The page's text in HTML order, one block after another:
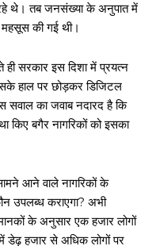
रहे थे। तब जनसंख्या के अनुपात में
की गई थी।
ही सरकार इस दिशा में प्रयत्न
हाल पर छोड़कर डिजिटल
सवाल का जवाब नदारद है कि
किए बगैर नागरिकों को इसका
आने वाले नागरिकों के
उपलब्ध कराएगा? अभी
के अनुसार एक हजार लोगों
डेढ़ हजार से अधिक लोगों पर